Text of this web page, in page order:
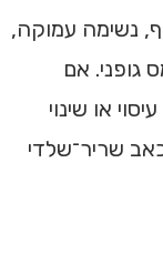
נשימה עמוקה,
גופני. אם
או שינוי
שריר־שלדי